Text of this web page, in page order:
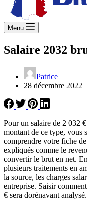
Menu
Salaire 2032
Patrice
28 décembre 2022
Pour un salaire de 2 032
montant de ce type, vous
comprendre votre fiche
expliqués comme le
convertir le brut en net.
plusieurs traitements en
la source, les charges
entreprise. Saisir
€ sera dorénavant analysé.